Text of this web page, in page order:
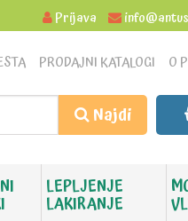
Prijava
O
PRODAJNI KATALOGI
Najdi
LEPLJENJE
LAKIRANJE